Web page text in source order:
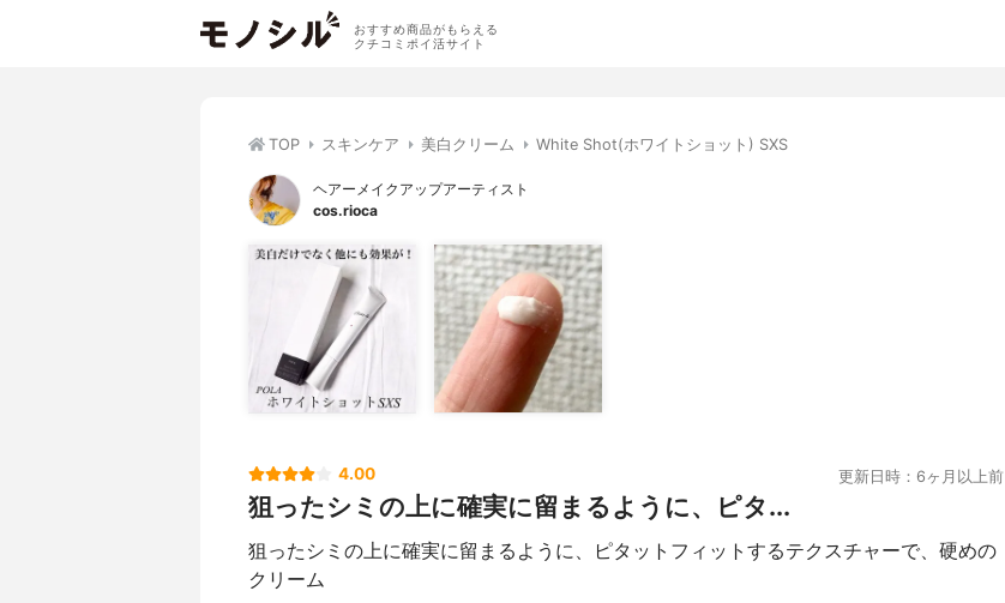
おすすめ商品がもらえる
クチコミポイ活サイト
TOP スキンケア 美白クリーム White Shot(ホワイトショット) SXS
ヘアーメイクアップアーティスト
cos.rioca
4.00 更新日時：6ヶ月以上前
狙ったシミの上に確実に留まるように、ピタ...
狙ったシミの上に確実に留まるように、ピタットフィットするテクスチャーで、硬めの
クリーム